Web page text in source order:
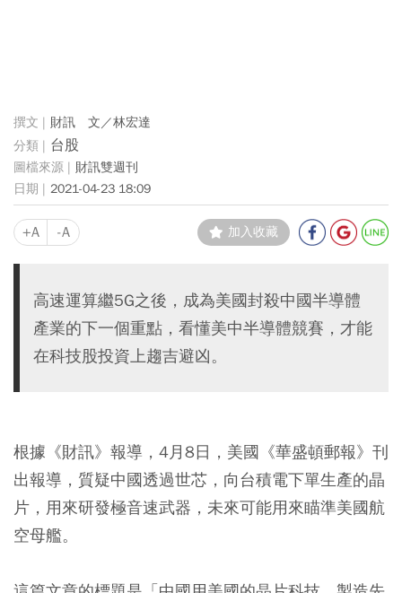
財訊 文／林宏達
台股
財訊雙週刊
2021-04-23 18:09
+A -A 加入收藏
高速運算繼5G之後，成為美國封殺中國半導體
產業的下一個重點，看懂美中半導體競賽，才能
在科技股投資上趨吉避凶。
根據《財訊》報導，4月8日，美國《華盛頓郵報》刊
出報導，質疑中國透過世芯，向台積電下單生產的晶
片，用來研發極音速武器，未來可能用來瞄準美國航
空母艦。